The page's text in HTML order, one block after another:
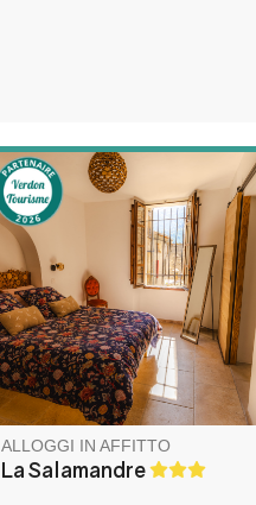
Vivez l'Authenticité
(Accessible !) Appartement en
rez-de-chaussée rénové,
lumineux et spacieux, situé
dans une charmante maison
de village du 17e siècle.
Accessibilité pour les
personnes à mobilité réduite
et de toutes les commodités
nécessaires.
ALLOGGI IN AFFITTO
La Salamandre